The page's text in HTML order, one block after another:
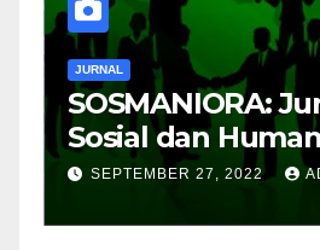
JURNAL
SOSMANIORA:
Sosial dan
SEPTEMBER 27, 2022